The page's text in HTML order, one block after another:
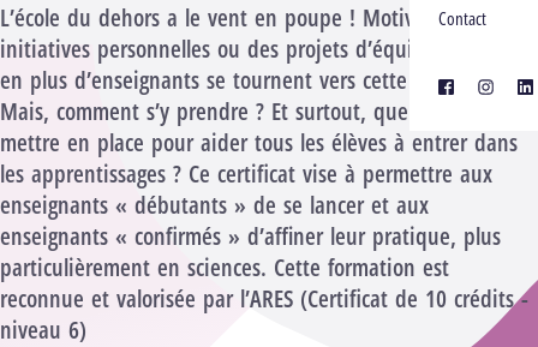
Contact
facebook
L’école du dehors a le vent en poupe ! Motivés par des
initiatives personnelles ou des projets d’équipe, de plus
en plus d’enseignants se tournent vers cette pratique.
Mais, comment s’y prendre ? Et surtout, quels dispositifs
mettre en place pour aider tous les élèves à entrer dans
les apprentissages ? Ce certificat vise à permettre aux
enseignants « débutants » de se lancer et aux
enseignants « confirmés » d’affiner leur pratique, plus
particulièrement en sciences. Cette formation est
reconnue et valorisée par l’ARES (Certificat de 10 crédits -
niveau 6)